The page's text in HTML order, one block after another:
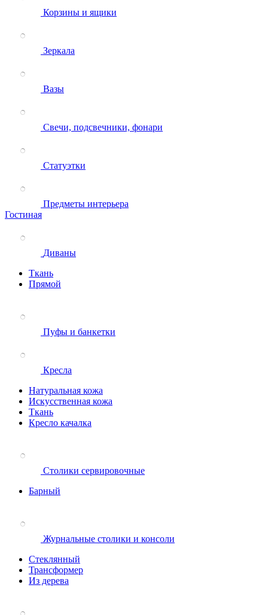
Корзины и ящики
Зеркала
Вазы
Свечи, подсвечники, фонари
Статуэтки
Предметы интерьера
Гостиная
Диваны
Ткань
Прямой
Пуфы и банкетки
Кресла
Натуральная кожа
Искусственная кожа
Ткань
Кресло качалка
Столики сервировочные
Барный
Журнальные столики и консоли
Стеклянный
Трансформер
Из дерева